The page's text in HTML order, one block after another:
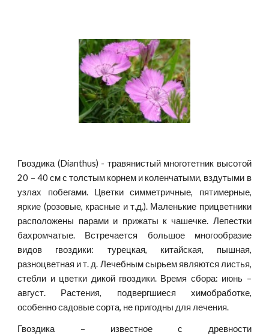
Гвоздика (Dianthus) - травянистый многотетник высотой
20 – 40 см с толстым корнем и коленчатыми, вздутыми в
узлах побегами. Цветки симметричные, пятимерные,
яркие (розовые, красные и т.д.). Маленькие прицветники
расположены парами и прижаты к чашечке. Лепестки
бахромчатые. Встречается большое многообразие
видов гвоздики: турецкая, китайская, пышная,
разноцветная и т. д. Лечебным сырьем являются листья,
стебли и цветки дикой гвоздики. Время сбора: июнь –
август. Растения, подвергшиеся химобработке,
особенно садовые сорта, не пригодны для лечения.
Гвоздика – известное с древности